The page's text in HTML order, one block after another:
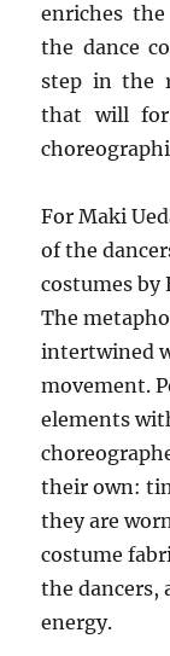
enriches
the dance
step in the
that will
For Maki
of the
costumes by
The
intertwined
movement.
elements
their own:
they are
costume
the dancers,
energy.